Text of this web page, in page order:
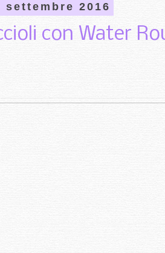
settembre 2016
con Water